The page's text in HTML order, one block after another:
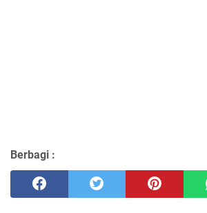
Berbagi :